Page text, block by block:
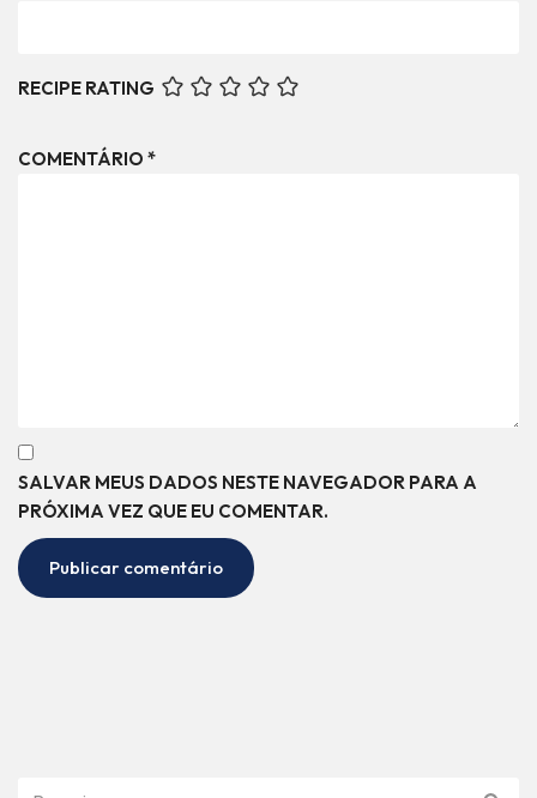
RECIPE RATING
COMENTÁRIO *
SALVAR MEUS DADOS NESTE NAVEGADOR PARA A
PRÓXIMA VEZ QUE EU COMENTAR.